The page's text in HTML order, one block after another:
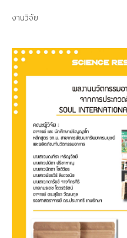
งานวิจัย